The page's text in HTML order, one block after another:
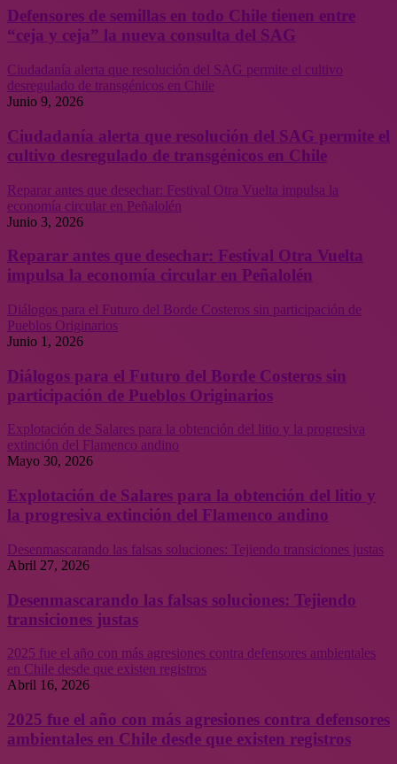
Defensores de semillas en todo Chile tienen entre
“ceja y ceja” la nueva consulta del SAG
Ciudadanía alerta que resolución del SAG permite el cultivo
desregulado de transgénicos en Chile
Junio 9, 2026
Ciudadanía alerta que resolución del SAG permite el
cultivo desregulado de transgénicos en Chile
Reparar antes que desechar: Festival Otra Vuelta impulsa la
economía circular en Peñalolén
Junio 3, 2026
Reparar antes que desechar: Festival Otra Vuelta
impulsa la economía circular en Peñalolén
Diálogos para el Futuro del Borde Costeros sin participación de
Pueblos Originarios
Junio 1, 2026
Diálogos para el Futuro del Borde Costeros sin
participación de Pueblos Originarios
Explotación de Salares para la obtención del litio y la progresiva
extinción del Flamenco andino
Mayo 30, 2026
Explotación de Salares para la obtención del litio y
la progresiva extinción del Flamenco andino
Desenmascarando las falsas soluciones: Tejiendo transiciones justas
Abril 27, 2026
Desenmascarando las falsas soluciones: Tejiendo
transiciones justas
2025 fue el año con más agresiones contra defensores ambientales
en Chile desde que existen registros
Abril 16, 2026
2025 fue el año con más agresiones contra defensores
ambientales en Chile desde que existen registros